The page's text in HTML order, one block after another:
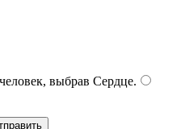
выбрав Сердце.